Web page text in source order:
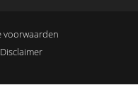
voorwaarden
Disclaimer